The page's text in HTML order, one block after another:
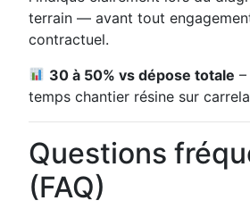
terrain — avant tout
contractuel.
30 à 50% vs dépose totale
temps chantier résine sur
Questions
(FAQ)